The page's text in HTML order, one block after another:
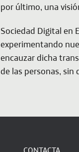
por último, una
Sociedad Digital en
experimentando
encauzar dicha
de las personas, sin